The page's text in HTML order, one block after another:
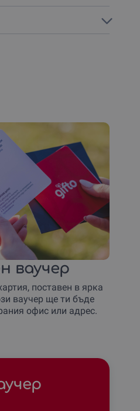
ваучер
поставен в ярка
ваучер ще ти бъде
офис или адрес.